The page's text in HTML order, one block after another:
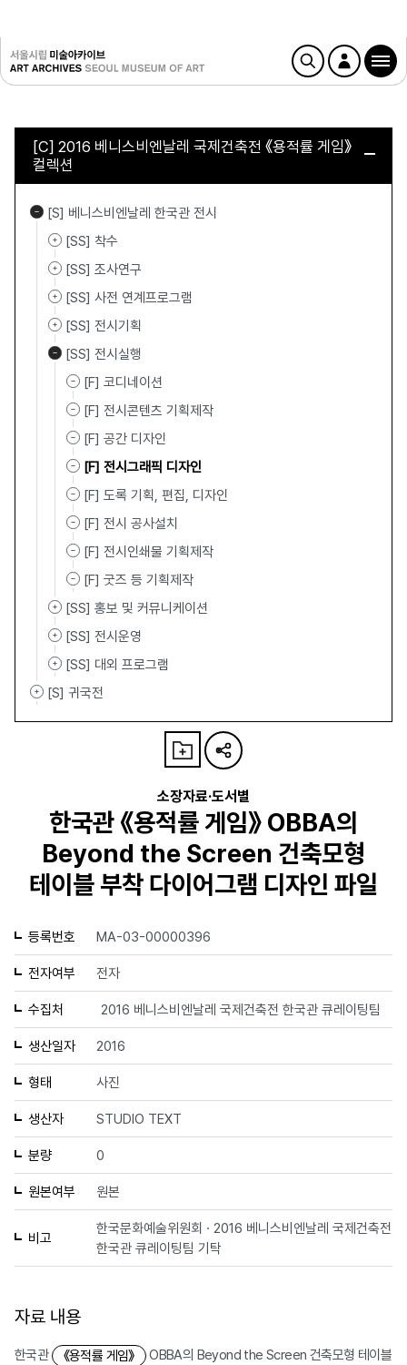
[C] 2016 베니스비엔날레 국제건축전 《용적률 게임》
컬렉션
[S] 베니스비엔날레 한국관 전시
[SS] 착수
[SS] 조사연구
[SS] 사전 연계프로그램
[SS] 전시기획
[SS] 전시실행
[F] 코디네이션
[F] 전시콘텐츠 기획제작
[F] 공간 디자인
[F] 전시그래픽 디자인
[F] 도록 기획, 편집, 디자인
[F] 전시 공사설치
[F] 전시인쇄물 기획제작
[F] 굿즈 등 기획제작
[SS] 홍보 및 커뮤니케이션
[SS] 전시운영
[SS] 대외 프로그램
[S] 귀국전
소장자료·도서별
한국관 《용적률 게임》 OBBA의
Beyond the Screen 건축모형
테이블 부착 다이어그램 디자인 파일
등록번호 MA-03-00000396
전자여부 전자
수집처 2016 베니스비엔날레 국제건축전 한국관 큐레이팅팀
생산일자 2016
형태 사진
생산자 STUDIO TEXT
분량 0
원본여부 원본
비고
한국문화예술위원회 · 2016 베니스비엔날레 국제건축전
한국관 큐레이팅팀 기탁
자료 내용
한국관 《용적률 게임》
OBBA의 Beyond the Screen 건축모형 테이블